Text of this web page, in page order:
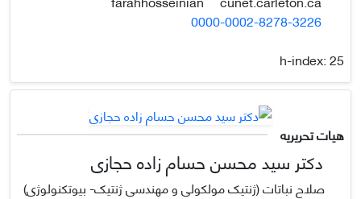
0000-0002-8278-3226
h-index:25
هیات تحریریه
دکتر سید محسن حسام زاده حجازی
صلاح نباتات (ژنتیک مولکولی و مهندسی ژنتیک- بیوتکنولوژی)